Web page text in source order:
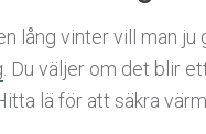
lång vinter vill man
. Du väljer om det blir
lä för att säkra